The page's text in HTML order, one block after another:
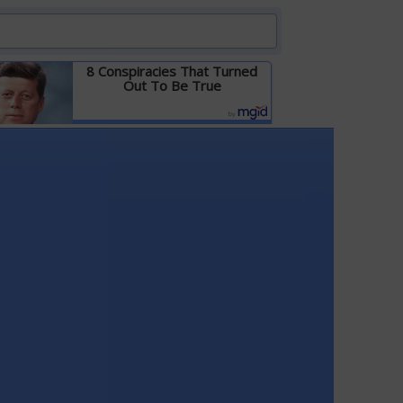
8 Conspiracies That Turned
Out To Be True
Детальніше